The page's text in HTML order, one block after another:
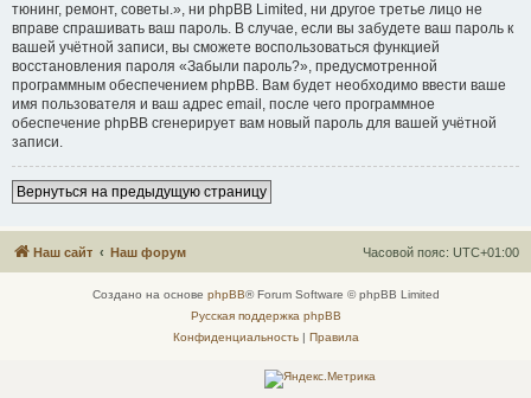
тюнинг, ремонт, советы.», ни phpBB Limited, ни другое третье лицо не
вправе спрашивать ваш пароль. В случае, если вы забудете ваш пароль к
вашей учётной записи, вы сможете воспользоваться функцией
восстановления пароля «Забыли пароль?», предусмотренной
программным обеспечением phpBB. Вам будет необходимо ввести ваше
имя пользователя и ваш адрес email, после чего программное
обеспечение phpBB сгенерирует вам новый пароль для вашей учётной
записи.
Вернуться на предыдущую страницу
Наш сайт Наш форум Часовой пояс: UTC+01:00
Создано на основе phpBB® Forum Software © phpBB Limited
Русская поддержка phpBB
Конфиденциальность| Правила